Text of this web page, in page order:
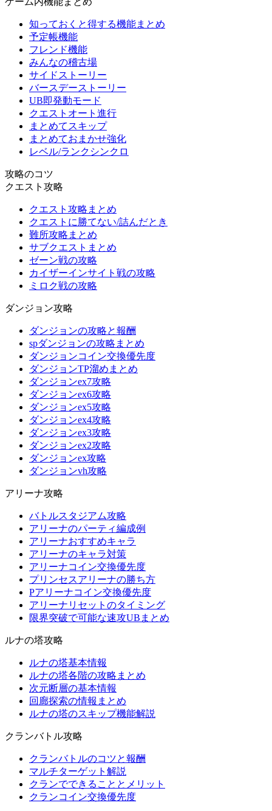
知っておくと得する機能まとめ
予定帳機能
フレンド機能
みんなの稽古場
サイドストーリー
バースデーストーリー
UB即発動モード
クエストオート進行
まとめてスキップ
まとめておまかせ強化
レベル/ランクシンクロ
攻略のコツ
クエスト攻略
クエスト攻略まとめ
クエストに勝てない/詰んだとき
難所攻略まとめ
サブクエストまとめ
ゼーン戦の攻略
カイザーインサイト戦の攻略
ミロク戦の攻略
ダンジョン攻略
ダンジョンの攻略と報酬
spダンジョンの攻略まとめ
ダンジョンコイン交換優先度
ダンジョンTP溜めまとめ
ダンジョンex7攻略
ダンジョンex6攻略
ダンジョンex5攻略
ダンジョンex4攻略
ダンジョンex3攻略
ダンジョンex2攻略
ダンジョンex攻略
ダンジョンvh攻略
アリーナ攻略
バトルスタジアム攻略
アリーナのパーティ編成例
アリーナおすすめキャラ
アリーナのキャラ対策
アリーナコイン交換優先度
プリンセスアリーナの勝ち方
Pアリーナコイン交換優先度
アリーナリセットのタイミング
限界突破で可能な速攻UBまとめ
ルナの塔攻略
ルナの塔基本情報
ルナの塔各階の攻略まとめ
次元断層の基本情報
回廊探索の情報まとめ
ルナの塔のスキップ機能解説
クランバトル攻略
クランバトルのコツと報酬
マルチターゲット解説
クランでできることとメリット
クランコイン交換優先度